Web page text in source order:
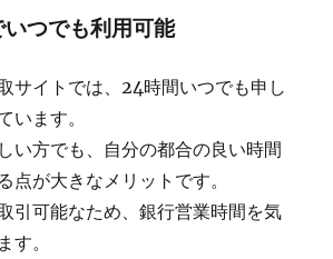
つでも利用可能
サイトでは、24時間いつでも申し
います。
い方でも、自分の都合の良い時間
点が大きなメリットです。
引可能なため、銀行営業時間を気
す。